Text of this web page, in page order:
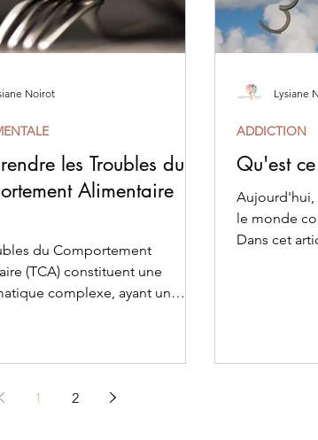
les Troubles du
Alimentaire
du Comportement
(TCA) constituent une
complexe, ayant un
Noirot
Qu'est
Aujourd'hui,
le monde
Dans cet
ADDICTION
Lysiane
1 2